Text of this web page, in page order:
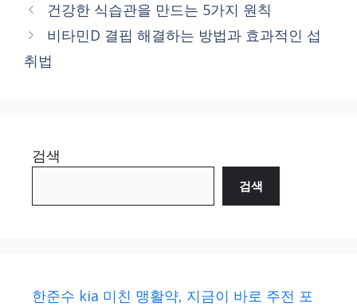
건강한 식습관을 만드는 5가지 원칙
비타민D 결핍 해결하는 방법과 효과적인 섭
취법
검색
검색
한준수 kia 미친 맹활약, 지금이 바로 주전 포